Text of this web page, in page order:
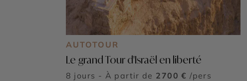
AUTOTOUR
Le grand Tour d'Israël en liberté
8 jours - À partir de 2700 € /pers